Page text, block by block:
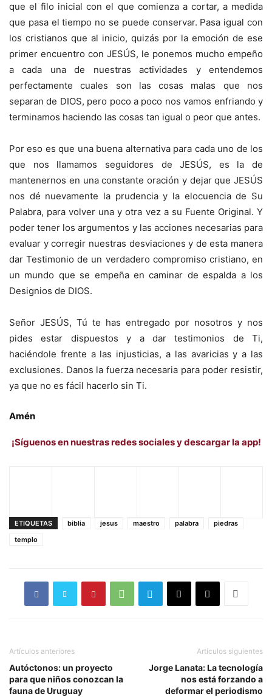
que el filo inicial con el que comienza a cortar, a medida
que pasa el tiempo no se puede conservar. Pasa igual con
los cristianos que al inicio, quizás por la emoción de ese
primer encuentro con JESÚS, le ponemos mucho empeño
a cada una de nuestras actividades y entendemos
perfectamente cuales son las cosas malas que nos
separan de DIOS, pero poco a poco nos vamos enfriando y
terminamos haciendo las cosas tan igual o peor que antes.
Por eso es que una buena alternativa para cada uno de los
que nos llamamos seguidores de JESÚS, es la de
mantenernos en una constante oración y dejar que JESÚS
nos dé nuevamente la prudencia y la elocuencia de Su
Palabra, para volver una y otra vez a su Fuente Original. Y
poder tener los argumentos y las acciones necesarias para
evaluar y corregir nuestras desviaciones y de esta manera
dar Testimonio de un verdadero compromiso cristiano, en
un mundo que se empeña en caminar de espalda a los
Designios de DIOS.
Señor JESÚS, Tú te has entregado por nosotros y nos
pides estar dispuestos y a dar testimonios de Ti,
haciéndole frente a las injusticias, a las avaricias y a las
exclusiones. Danos la fuerza necesaria para poder resistir,
ya que no es fácil hacerlo sin Ti.
Amén
¡Síguenos en nuestras redes sociales y descargar la app!
ETIQUETAS biblia jesus maestro palabra
piedras
templo
Artículos anteriores
Autóctonos: un proyecto
para que niños conozcan la
fauna de Uruguay
Artículos siguientes
Jorge Lanata: La tecnología
nos está forzando a
deformar el periodismo